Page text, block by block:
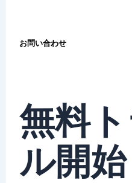
お問い合わせ
無料
ル開始